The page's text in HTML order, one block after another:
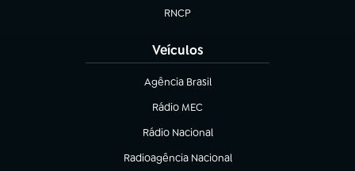
RNCP
(abre em nova aba)
Veículos
Agência Brasil
(abre em nova aba)
Rádio MEC
(abre em nova aba)
Rádio Nacional
Radioagência Nacional
(abre em nova aba)